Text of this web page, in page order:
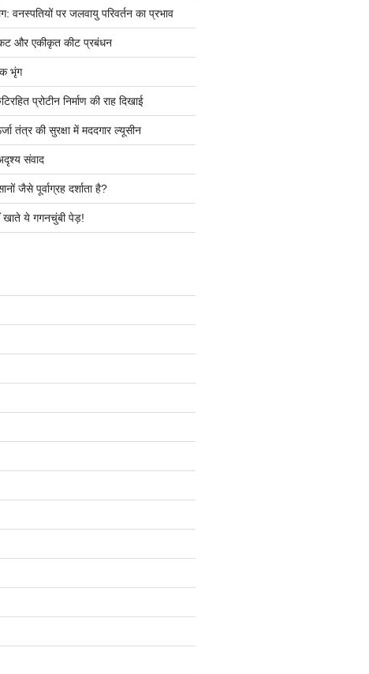
वनस्पतियों पर जलवायु परिवर्तन का प्रभाव
और एकीकृत कीट प्रबंधन
भृंग
प्रोटीन निर्माण की राह दिखाई
तंत्र की सुरक्षा में मददगार ल्यूसीन
संवाद
जैसे पूर्वाग्रह दर्शाता है?
ये गगनचुंबी पेड़!